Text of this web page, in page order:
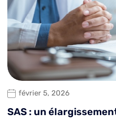
février 5, 2026
SAS : un